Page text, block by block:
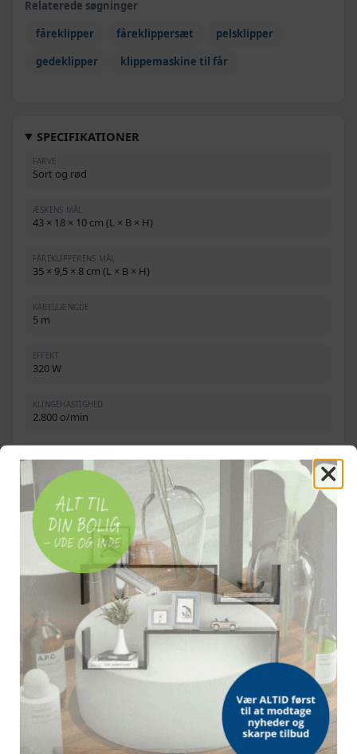
Relaterede søgninger
fåreklipper
fåreklippersæt
pelsklipper
gedeklipper
klippemaskine til får
SPECIFIKATIONER
FARVE
Sort og rød
ÆSKENS MÅL
43 × 18 × 10 cm (L × B × H)
FÅREKLIPPERENS MÅL
35 × 9,5 × 8 cm (L × B × H)
KABELLÆNGDE
5 m
EFFEKT
320 W
KLINGEHASTIGHED
2.800 o/min
VELEGNET TEMPERATUR
0-40 °C
LEVERES MED KUFFERT
Pakken indeholder
1 fåreklipper, 1 skruetrækker, 2 kulbørster, 1 rensebørste
OFTE STILLEDE SPØRGSMÅL
Hvad følger med i sættet?
Hvor stærk er motoren?